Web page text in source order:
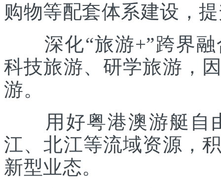
购物等配套体系建设，
深化“旅游+”跨界融
科技旅游、研学旅游，
游。
用好粤港澳游艇自
江、北江等流域资源，
新型业态。